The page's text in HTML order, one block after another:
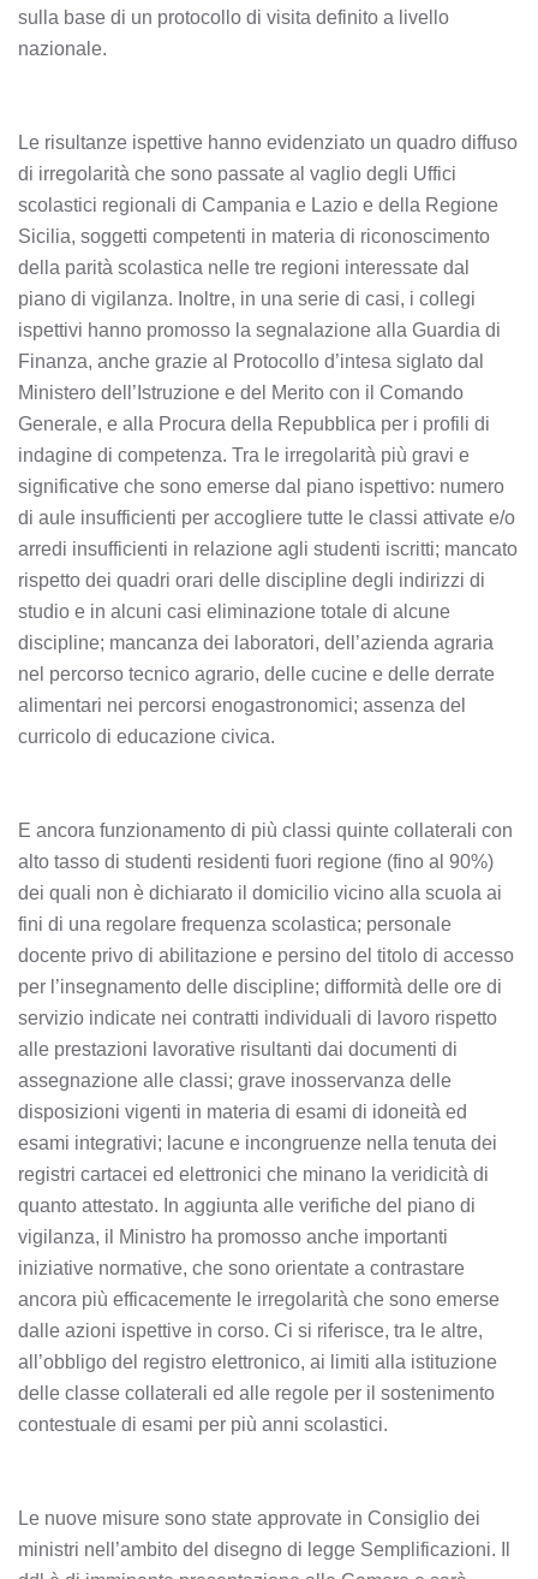
sulla base di un protocollo di visita definito a livello
nazionale.
Le risultanze ispettive hanno evidenziato un quadro diffuso
di irregolarità che sono passate al vaglio degli Uffici
scolastici regionali di Campania e Lazio e della Regione
Sicilia, soggetti competenti in materia di riconoscimento
della parità scolastica nelle tre regioni interessate dal
piano di vigilanza. Inoltre, in una serie di casi, i collegi
ispettivi hanno promosso la segnalazione alla Guardia di
Finanza, anche grazie al Protocollo d’intesa siglato dal
Ministero dell’Istruzione e del Merito con il Comando
Generale, e alla Procura della Repubblica per i profili di
indagine di competenza. Tra le irregolarità più gravi e
significative che sono emerse dal piano ispettivo: numero
di aule insufficienti per accogliere tutte le classi attivate e/o
arredi insufficienti in relazione agli studenti iscritti; mancato
rispetto dei quadri orari delle discipline degli indirizzi di
studio e in alcuni casi eliminazione totale di alcune
discipline; mancanza dei laboratori, dell’azienda agraria
nel percorso tecnico agrario, delle cucine e delle derrate
alimentari nei percorsi enogastronomici; assenza del
curricolo di educazione civica.
E ancora funzionamento di più classi quinte collaterali con
alto tasso di studenti residenti fuori regione (fino al 90%)
dei quali non è dichiarato il domicilio vicino alla scuola ai
fini di una regolare frequenza scolastica; personale
docente privo di abilitazione e persino del titolo di accesso
per l’insegnamento delle discipline; difformità delle ore di
servizio indicate nei contratti individuali di lavoro rispetto
alle prestazioni lavorative risultanti dai documenti di
assegnazione alle classi; grave inosservanza delle
disposizioni vigenti in materia di esami di idoneità ed
esami integrativi; lacune e incongruenze nella tenuta dei
registri cartacei ed elettronici che minano la veridicità di
quanto attestato. In aggiunta alle verifiche del piano di
vigilanza, il Ministro ha promosso anche importanti
iniziative normative, che sono orientate a contrastare
ancora più efficacemente le irregolarità che sono emerse
dalle azioni ispettive in corso. Ci si riferisce, tra le altre,
all’obbligo del registro elettronico, ai limiti alla istituzione
delle classe collaterali ed alle regole per il sostenimento
contestuale di esami per più anni scolastici.
Le nuove misure sono state approvate in Consiglio dei
ministri nell’ambito del disegno di legge Semplificazioni. Il